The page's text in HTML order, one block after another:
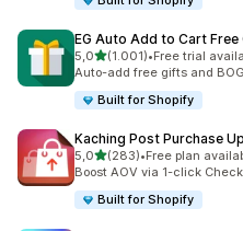
EG Auto Add to Cart Free
5,05 yıldız üzerinden
(1.001)
toplam 1001 değerlendirme
•Free trial
Auto-add free gifts and
Built for Shopify
Kaching Post Purchase
5,05 yıldız üzerinden
(283)
toplam 283 değerlendirme
•Free plan
Boost AOV via 1-click
Built for Shopify